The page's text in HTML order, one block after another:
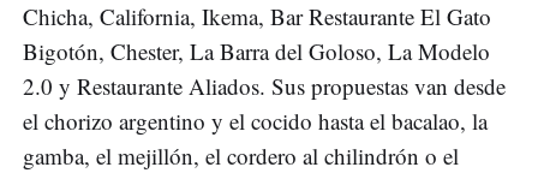
Chicha, California, Ikema, Bar Restaurante El Gato
Bigotón, Chester, La Barra del Goloso, La Modelo
2.0 y Restaurante Aliados. Sus propuestas van desde
el chorizo argentino y el cocido hasta el bacalao, la
gamba, el mejillón, el cordero al chilindrón o el